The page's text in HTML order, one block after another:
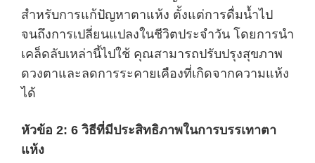
สำหรับการแก้ปัญหาตาแห้ง ตั้งแต่การดื่มน้ำไป
จนถึงการเปลี่ยนแปลงในชีวิตประจำวัน โดยการนำ
เคล็ดลับเหล่านี้ไปใช้ คุณสามารถปรับปรุงสุขภาพ
ดวงตาและลดการระคายเคืองที่เกิดจากความแห้ง
ได้
หัวข้อ 2: 6 วิธีที่มีประสิทธิภาพในการบรรเทาตา
แห้ง